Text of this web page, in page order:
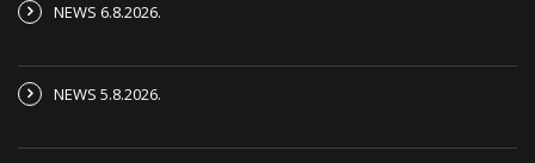
NEWS 6.8.2026.
NEWS 5.8.2026.